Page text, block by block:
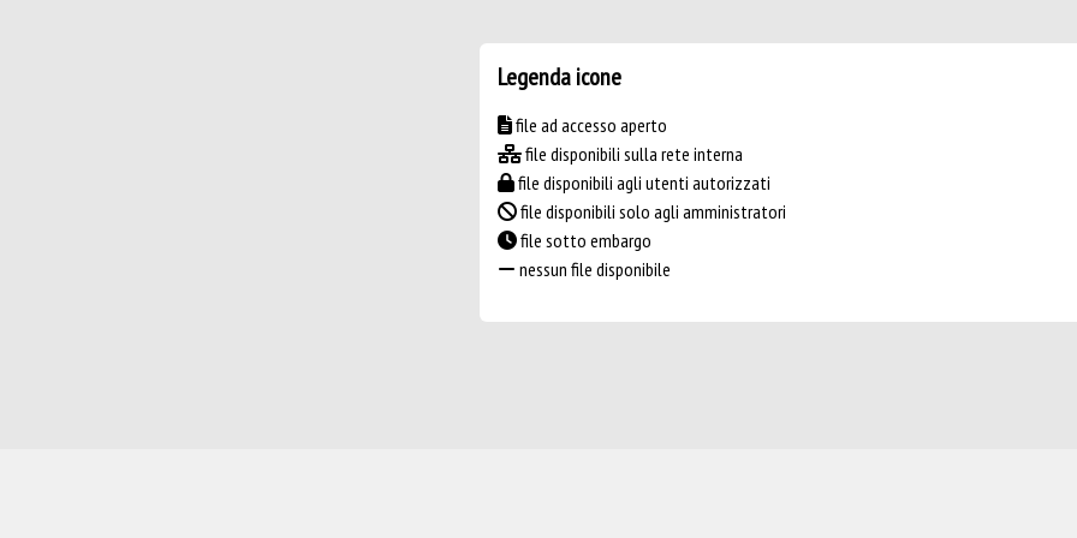
Legenda icone
file ad accesso aperto
file disponibili sulla rete interna
file disponibili agli utenti autorizzati
file disponibili solo agli amministratori
file sotto embargo
nessun file disponibile